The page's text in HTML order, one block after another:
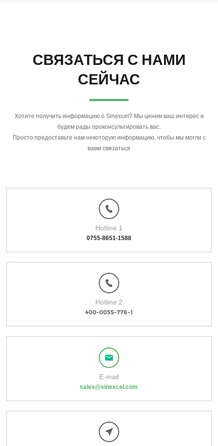
СВЯЗАТЬСЯ С НАМИ
СЕЙЧАС
Хотите получить информацию о Sinexcel? Мы ценим ваш интерес и
будем рады проконсультировать вас.
Просто предоставьте нам некоторую информацию, чтобы мы могли с
вами связаться
Hotline 1
0755-8651-1588
Hotline 2
400-0055-776-1
E-mail
sales@sinexcel.com